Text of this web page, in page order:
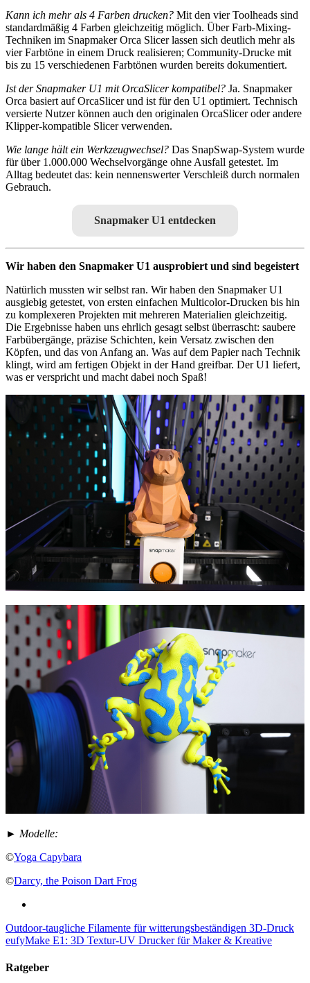
Kann ich mehr als 4 Farben drucken? Mit den vier Toolheads sind
standardmäßig 4 Farben gleichzeitig möglich. Über Farb-Mixing-
Techniken im Snapmaker Orca Slicer lassen sich deutlich mehr als
vier Farbtöne in einem Druck realisieren; Community-Drucke mit
bis zu 15 verschiedenen Farbtönen wurden bereits dokumentiert.
Ist der Snapmaker U1 mit OrcaSlicer kompatibel? Ja. Snapmaker
Orca basiert auf OrcaSlicer und ist für den U1 optimiert. Technisch
versierte Nutzer können auch den originalen OrcaSlicer oder andere
Klipper-kompatible Slicer verwenden.
Wie lange hält ein Werkzeugwechsel? Das SnapSwap-System wurde
für über 1.000.000 Wechselvorgänge ohne Ausfall getestet. Im
Alltag bedeutet das: kein nennenswerter Verschleiß durch normalen
Gebrauch.
Snapmaker U1 entdecken
Wir haben den Snapmaker U1 ausprobiert und sind begeistert
Natürlich mussten wir selbst ran. Wir haben den Snapmaker U1
ausgiebig getestet, von ersten einfachen Multicolor-Drucken bis hin
zu komplexeren Projekten mit mehreren Materialien gleichzeitig.
Die Ergebnisse haben uns ehrlich gesagt selbst überrascht: saubere
Farbübergänge, präzise Schichten, kein Versatz zwischen den
Köpfen, und das von Anfang an. Was auf dem Papier nach Technik
klingt, wird am fertigen Objekt in der Hand greifbar. Der U1 liefert,
was er verspricht und macht dabei noch Spaß!
► Modelle:
©Yoga Capybara
©Darcy, the Poison Dart Frog
Outdoor-taugliche Filamente für witterungsbeständigen 3D-Druck
eufyMake E1: 3D Textur-UV Drucker für Maker & Kreative
Ratgeber